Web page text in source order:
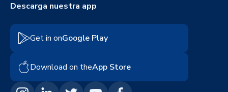
Descarga nuestra app
Get in onGoogle Play
Download on theApp Store